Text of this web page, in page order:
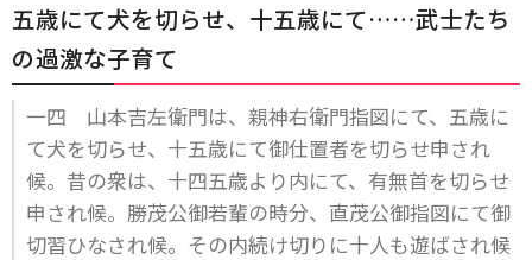
五歳にて犬を切らせ、十五歳にて……武士たち
の過激な子育て
一四 山本吉左衛門は、親神右衛門指図にて、五歳に
て犬を切らせ、十五歳にて御仕置者を切らせ申され
候。昔の衆は、十四五歳より内にて、有無首を切らせ
申され候。勝茂公御若輩の時分、直茂公御指図にて御
切習ひなされ候。その内続け切りに十人も遊ばされ候